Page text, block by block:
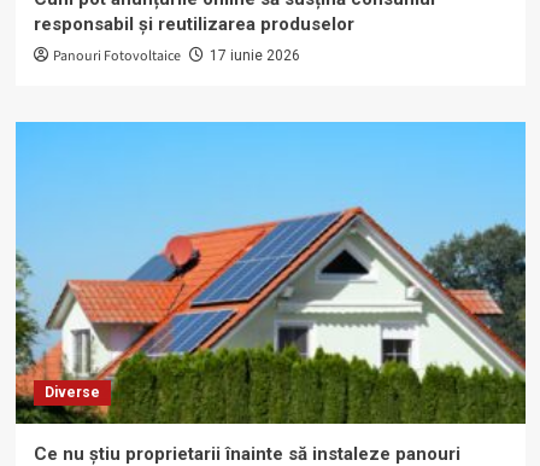
responsabil și reutilizarea produselor
Panouri Fotovoltaice 17 iunie 2026
Diverse
Ce nu știu proprietarii înainte să instaleze panouri